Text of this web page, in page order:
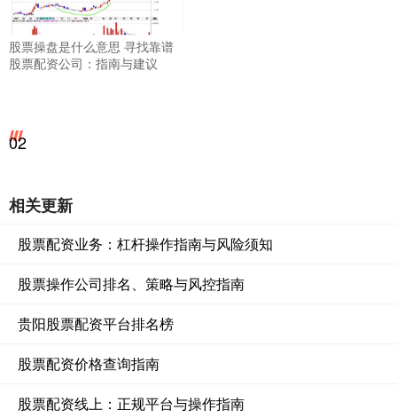
股票操盘是什么意思 寻找靠谱
股票配资公司：指南与建议
02
相关更新
股票配资业务：杠杆操作指南与风险须知
股票操作公司排名、策略与风控指南
贵阳股票配资平台排名榜
股票配资价格查询指南
股票配资线上：正规平台与操作指南